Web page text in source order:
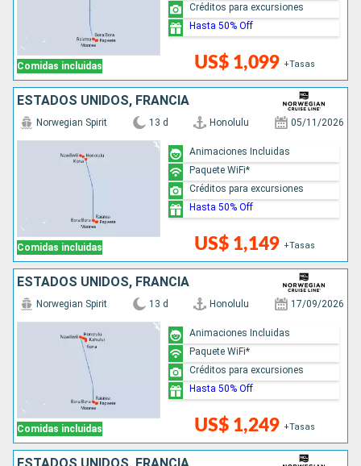
Comidas incluidas US$ 1,099 +Tasas
Créditos para excursiones
Hasta 50% Off
ESTADOS UNIDOS, FRANCIA
Comidas incluidas
Norwegian Spirit 13 d Honolulu 05/11/2026
US$ 1,149 +Tasas
Animaciones Incluidas
Paquete WiFi*
Créditos para excursiones
Hasta 50% Off
ESTADOS UNIDOS, FRANCIA
Comidas incluidas
Norwegian Spirit 13 d Honolulu 17/09/2026
US$ 1,249 +Tasas
Animaciones Incluidas
Paquete WiFi*
Créditos para excursiones
Hasta 50% Off